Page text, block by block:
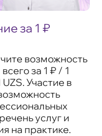
за 1 ₽
возможность
за 1 ₽ / 1
Участие в
услуг и
на практике.